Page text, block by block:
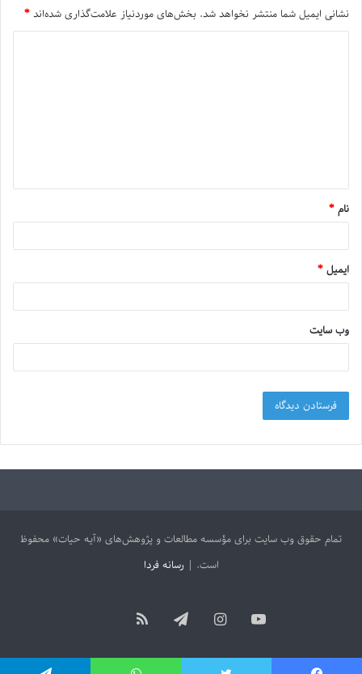
نشانی ایمیل شما منتشر نخواهد شد. بخش‌های موردنیاز علامت‌گذاری شده‌اند*
نام*
ایمیل*
وب‌ سایت
تمام حقوق وب سایت برای مؤسسه مطالعات و پژوهش‌های «آیه حیات» محفوظ
است. | رسانه فردا
یوتیوباینستاگرامتلگرامخوراک